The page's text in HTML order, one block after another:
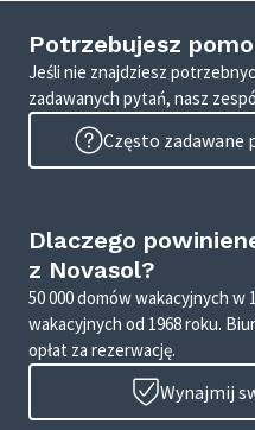
Potrzebujesz
Jeśli nie znajdziesz
zadawanych pytań, nasz
Często zadawane
Dlaczego
z Novasol?
50 000 domów wakacyjnych w
wakacyjnych od 1968 roku.
opłat za rezerwację.
Wynajmij